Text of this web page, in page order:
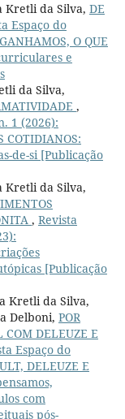
Kretli da Silva, DE
Espaço do
O QUE
e
da Silva,
,
1 (2026):
COTIDIANOS:
de-si [Publicação
Kretli da Silva,
, Revista
[Publicação
Kretli da Silva,
Delboni, POR
COM DELEUZE E
Espaço do
DELEUZE E
com
pós-